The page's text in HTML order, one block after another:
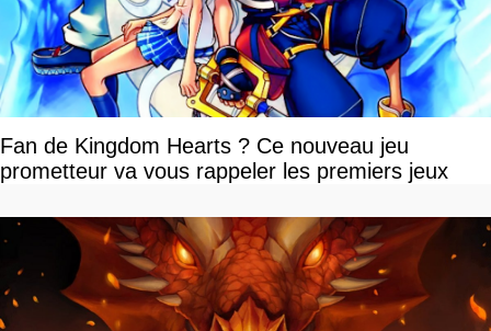
Fan de Kingdom Hearts ? Ce nouveau jeu
prometteur va vous rappeler les premiers jeux